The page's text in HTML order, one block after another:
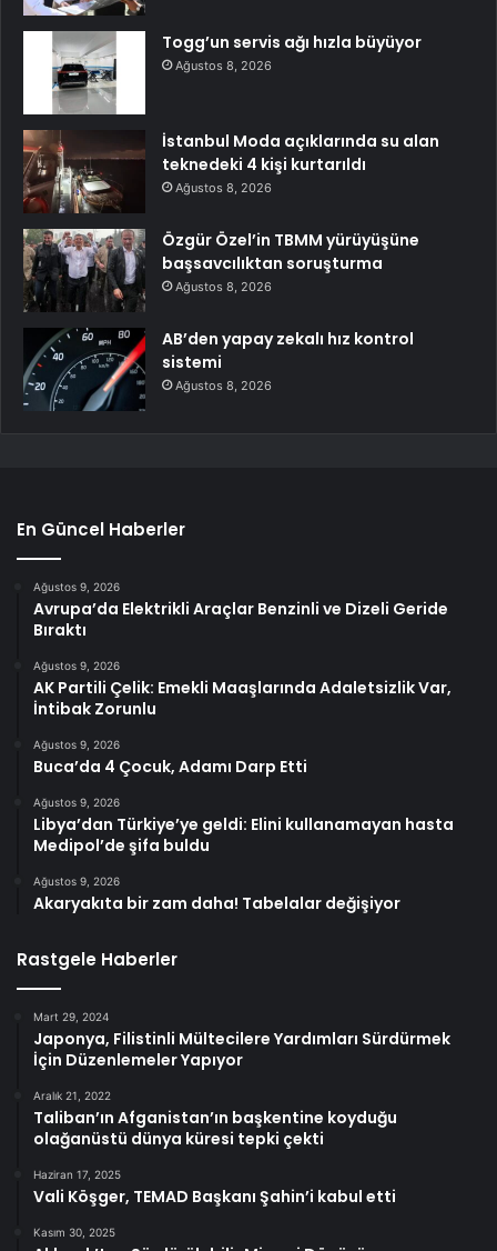
Togg’un servis ağı hızla büyüyor
Ağustos 8, 2026
İstanbul Moda açıklarında su alan
teknedeki 4 kişi kurtarıldı
Ağustos 8, 2026
Özgür Özel’in TBMM yürüyüşüne
başsavcılıktan soruşturma
Ağustos 8, 2026
AB’den yapay zekalı hız kontrol
sistemi
Ağustos 8, 2026
En Güncel Haberler
Ağustos 9, 2026
Avrupa’da Elektrikli Araçlar Benzinli ve Dizeli Geride
Bıraktı
Ağustos 9, 2026
AK Partili Çelik: Emekli Maaşlarında Adaletsizlik Var,
İntibak Zorunlu
Ağustos 9, 2026
Buca’da 4 Çocuk, Adamı Darp Etti
Ağustos 9, 2026
Libya’dan Türkiye’ye geldi: Elini kullanamayan hasta
Medipol’de şifa buldu
Ağustos 9, 2026
Akaryakıta bir zam daha! Tabelalar değişiyor
Rastgele Haberler
Mart 29, 2024
Japonya, Filistinli Mültecilere Yardımları Sürdürmek
İçin Düzenlemeler Yapıyor
Aralık 21, 2022
Taliban’ın Afganistan’ın başkentine koyduğu
olağanüstü dünya küresi tepki çekti
Haziran 17, 2025
Vali Köşger, TEMAD Başkanı Şahin’i kabul etti
Kasım 30, 2025